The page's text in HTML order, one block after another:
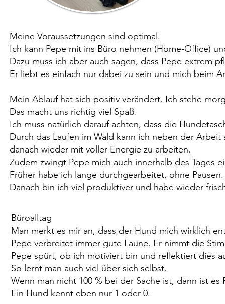
Meine Voraussetzungen sind optimal.
Ich kann Pepe mit ins Büro nehmen (Home-Office)
Dazu muss ich aber auch sagen, dass Pepe extrem
Er liebt es einfach nur dabei zu sein und mich beim
Mein Ablauf hat sich positiv verändert. Ich stehe
Das macht uns richtig viel Spaß.
Ich muss natürlich darauf achten, dass die
Durch das Laufen im Wald kann ich neben der
danach wieder mit voller Energie zu arbeiten.
Zudem zwingt Pepe mich auch innerhalb des Tages
Früher habe ich lange durchgearbeitet, ohne
Danach bin ich viel produktiver und habe wieder
Büroalltag
Man merkt es mir an, dass der Hund mich wirklich
Pepe verbreitet immer gute Laune. Er nimmt die
Pepe spürt, ob ich motiviert bin und reflektiert dies
So lernt man auch viel über sich selbst.
Wenn man nicht 100 % bei der Sache ist, dann ist es
Ein Hund kennt eben nur 1 oder 0.